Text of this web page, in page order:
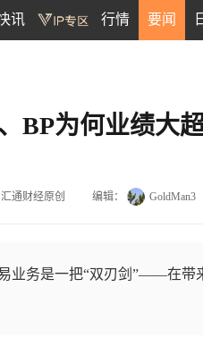
讯 行情 要闻
BP为何业绩大
通财经原创 编辑： GoldMan3
业务是一把“双刃剑”——在带